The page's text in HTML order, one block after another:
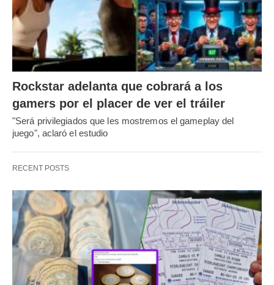
Rockstar adelanta que cobrará a los
gamers por el placer de ver el tráiler
"Será privilegiados que les mostremos el gameplay del
juego", aclaró el estudio
RECENT POSTS